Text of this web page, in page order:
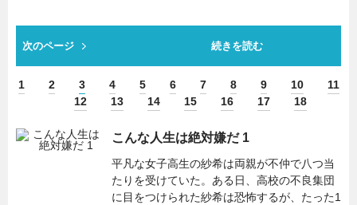
次のページ 続きを読む
1 2 3 4 5 6 7 8 9 10
11
12
13 14 15 16 17 18
こんな人生は絶対嫌だ 1
平凡な女子高生の紗希は両親が不仲で八つ当
たりを受けていた。ある日、高校の不良集団
に目をつけられた紗希は恐怖するが、たった1